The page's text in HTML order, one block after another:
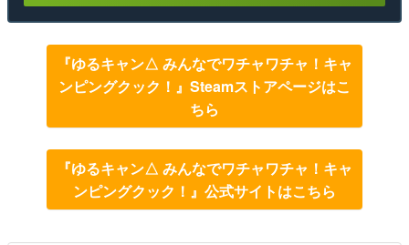
『ゆるキャン△ みんなでワチャワチャ！キャ
ンピングクック！』Steamストアページはこ
ちら
『ゆるキャン△ みんなでワチャワチャ！キャ
ンピングクック！』公式サイトはこちら